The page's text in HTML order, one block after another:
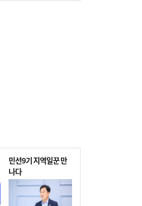
민선9기 지역일꾼 만
나다